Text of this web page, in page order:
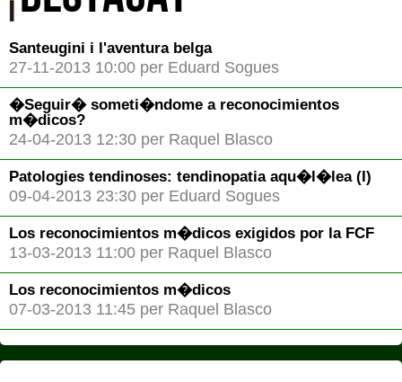
Santeugini i l'aventura belga
27-11-2013 10:00 per Eduard Sogues
�Seguir� someti�ndome a reconocimientos
m�dicos?
24-04-2013 12:30 per Raquel Blasco
Patologies tendinoses: tendinopatia aqu�l�lea (I)
09-04-2013 23:30 per Eduard Sogues
Los reconocimientos m�dicos exigidos por la FCF
13-03-2013 11:00 per Raquel Blasco
Los reconocimientos m�dicos
07-03-2013 11:45 per Raquel Blasco